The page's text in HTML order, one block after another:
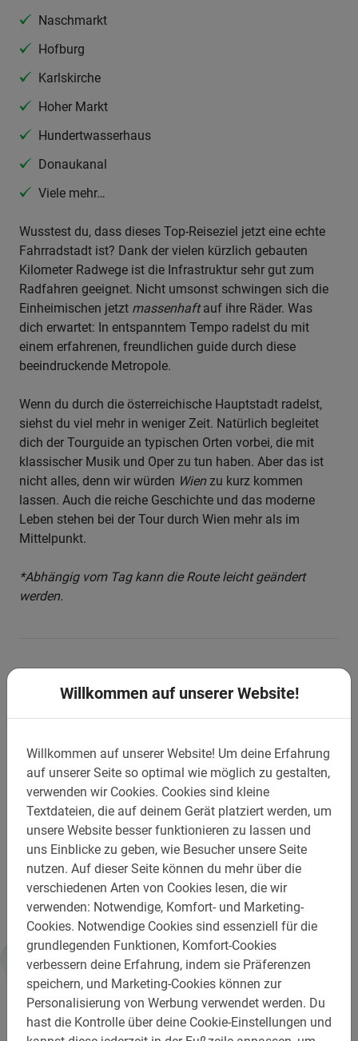
Willkommen auf unserer Website!
Willkommen auf unserer Website! Um deine Erfahrung
auf unserer Seite so optimal wie möglich zu gestalten,
verwenden wir Cookies. Cookies sind kleine
Textdateien, die auf deinem Gerät platziert werden, um
unsere Website besser funktionieren zu lassen und
uns Einblicke zu geben, wie Besucher unsere Seite
nutzen. Auf dieser Seite können du mehr über die
verschiedenen Arten von Cookies lesen, die wir
verwenden: Notwendige, Komfort- und Marketing-
Cookies. Notwendige Cookies sind essenziell für die
grundlegenden Funktionen, Komfort-Cookies
verbessern deine Erfahrung, indem sie Präferenzen
speichern, und Marketing-Cookies können zur
Personalisierung von Werbung verwendet werden. Du
hast die Kontrolle über deine Cookie-Einstellungen und
Naschmarkt
Hofburg
Karlskirche
Hoher Markt
Hundertwasserhaus
Donaukanal
Viele mehr…
Wusstest du, dass dieses Top-Reiseziel jetzt eine echte
Fahrradstadt ist? Dank der vielen kürzlich gebauten
Kilometer Radwege ist die Infrastruktur sehr gut zum
Radfahren geeignet. Nicht umsonst schwingen sich die
Einheimischen jetzt massenhaftauf ihre Räder. Was
dich erwartet: In entspanntem Tempo radelst du mit
einem erfahrenen, freundlichen guide durch diese
beeindruckende Metropole.
Wenn du durch die österreichische Hauptstadt radelst,
siehst du viel mehr in weniger Zeit. Natürlich begleitet
dich der Tourguide an typischen Orten vorbei, die mit
klassischer Musik und Oper zu tun haben. Aber das ist
nicht alles, denn wir würden Wienzu kurz kommen
lassen. Auch die reiche Geschichte und das moderne
Leben stehen bei der Tour durch Wien mehr als im
Mittelpunkt.
*Abhängig vom Tag kann die Route leicht geändert
werden.
Buche noch heute deinen Ausflug
Hast du Lust, die österreichische Hauptstadt besser
kennenzulernen? Buche einfach und sicher online und
wir stellen das Fahrrad für dich bereit. Unmittelbar nach
der Buchung erhältst du eine Bestätigungs-E-Mail mit
allen wichtigen Informationen.
Mit dieser Radtour durch Wien fängt deine Städtereise
erst richtig an!
Informationen
Wichtig zu wissen: